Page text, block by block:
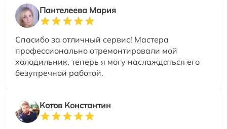
Пантелеева Мария
Спасибо за отличный сервис! Мастера
профессионально отремонтировали мой
холодильник, теперь я могу наслаждаться его
безупречной работой.
Котов Константин